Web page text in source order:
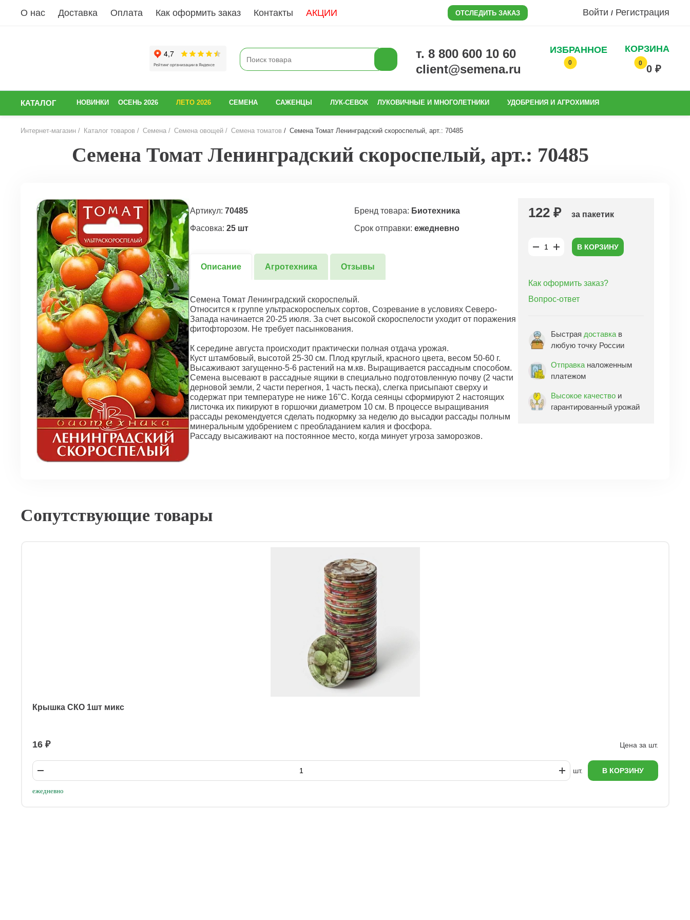
О нас Доставка Оплата Как оформить заказ Контакты АКЦИИ ОТСЛЕДИТЬ ЗАКАЗ Войти / Регистрация
т. 8 800 600 10 60
client@semena.ru
ИЗБРАННОЕ
0
КОРЗИНА
0
0 ₽
КАТАЛОГ НОВИНКИ ОСЕНЬ 2026 ЛЕТО 2026 СЕМЕНА САЖЕНЦЫ ЛУК-СЕВОК ЛУКОВИЧНЫЕ И МНОГОЛЕТНИКИ УДОБРЕНИЯ И АГРОХИМИЯ
Интернет-магазин Каталог товаров Семена Семена овощей Семена томатов Семена Томат Ленинградский скороспелый, арт.: 70485
Семена Томат Ленинградский скороспелый, арт.: 70485
Артикул: 70485 Бренд товара: Биотехника
Фасовка: 25 шт Срок отправки: ежедневно
Описание Агротехника Отзывы
Семена Томат Ленинградский скороспелый.
Относится к группе ультраскороспелых сортов, Созревание в условиях Северо-
Запада начинается 20-25 июля. За счет высокой скороспелости уходит от поражения
фитофторозом. Не требует пасынкования.
К середине августа происходит практически полная отдача урожая.
Куст штамбовый, высотой 25-30 см. Плод круглый, красного цвета, весом 50-60 г.
Высаживают загущенно-5-6 растений на м.кв. Выращивается рассадным способом.
Семена высевают в рассадные ящики в специально подготовленную почву (2 части
дерновой земли, 2 части перегноя, 1 часть песка), слегка присыпают сверху и
содержат при температуре не ниже 16"С. Когда сеянцы сформируют 2 настоящих
листочка их пикируют в горшочки диаметром 10 см. В процессе выращивания
рассады рекомендуется сделать подкормку за неделю до высадки рассады полным
минеральным удобрением с преобладанием калия и фосфора.
Рассаду высаживают на постоянное место, когда минует угроза заморозков.
122 ₽ за пакетик
В КОРЗИНУ
Как оформить заказ?
Вопрос-ответ
Быстрая доставка в
любую точку России
Отправка наложенным
платежом
Высокое качество и
гарантированный урожай
Сопутствующие товары
Крышка СКО 1шт микс
16 ₽ Цена за шт.
шт. В КОРЗИНУ
ежедневно